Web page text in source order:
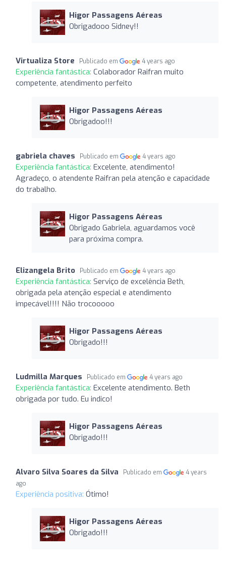
Higor Passagens Aéreas
Obrigadooo Sidney!!
Virtualiza Store Publicado em 4 years ago
Experiência fantástica: Colaborador Raifran muito
competente, atendimento perfeito
Higor Passagens Aéreas
Obrigadoo!!!
gabriela chaves Publicado em 4 years ago
Experiência fantástica: Excelente, atendimento!
Agradeço, o atendente Raifran pela atenção e capacidade
do trabalho.
Higor Passagens Aéreas
Obrigado Gabriela, aguardamos você
para próxima compra.
Elizangela Brito Publicado em 4 years ago
Experiência fantástica: Serviço de excelência Beth,
obrigada pela atenção especial e atendimento
impecável!!!! Não trocooooo
Higor Passagens Aéreas
Obrigado!!!
Ludmilla Marques Publicado em 4 years ago
Experiência fantástica: Excelente atendimento. Beth
obrigada por tudo. Eu indico!
Higor Passagens Aéreas
Obrigado!!!
Alvaro Silva Soares da Silva Publicado em
4 years
ago
Experiência positiva: Ótimo!
Higor Passagens Aéreas
Obrigado!!!